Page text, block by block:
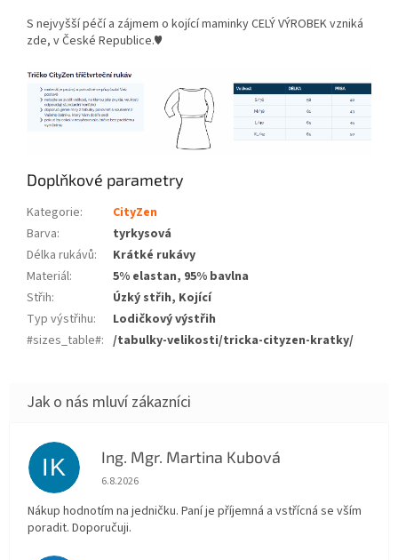
S nejvyšší péčí a zájmem o kojící maminky CELÝ VÝROBEK vzniká
zde, v České Republice.♥
Doplňkové parametry
Kategorie:
CityZen
Barva:
tyrkysová
Délka rukávů:
Krátké rukávy
Materiál:
5% elastan, 95% bavlna
Střih:
Úzký střih, Kojící
Typ výstřihu:
Lodičkový výstřih
#sizes_table#: /tabulky-velikosti/tricka-cityzen-kratky/
IK Ing. Mgr. Martina Kubová
Hodnocení obchodu je 5 z 5 hvězdiček.
6.8.2026
Nákup hodnotím na jedničku. Paní je příjemná a vstřícná se vším
poradit. Doporučuji.